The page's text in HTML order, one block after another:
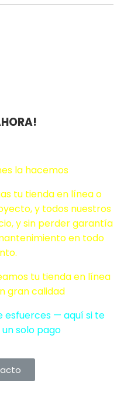
la hacemos
tu tienda en línea o
y todos nuestros
y sin perder garantía
en todo
tu tienda en línea
gran calidad
esfuerces — aquí si te
solo pago